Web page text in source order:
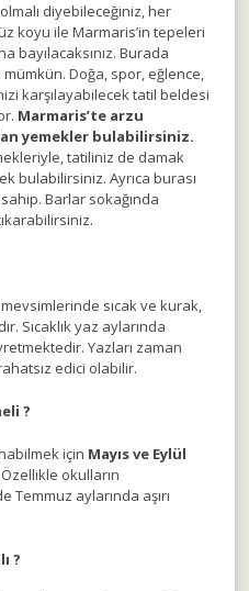
diyebileceğiniz, her
koyu ile Marmaris’in tepeleri
bayılacaksınız. Burada
Doğa, spor, eğlence,
karşılayabilecek tatil beldesi
Marmaris’te arzu
yemekler bulabilirsiniz.
tatiliniz de damak
bulabilirsiniz. Ayrıca burası
Barlar sokağında
sıcak ve kurak,
Sıcaklık yaz aylarında
Yazları zaman
edici olabilir.
?
için Mayıs ve Eylül
Özellikle okulların
Temmuz aylarında aşırı
?